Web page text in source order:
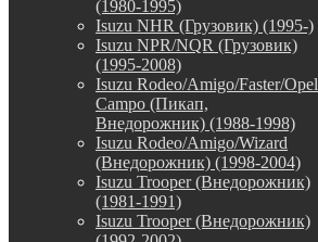
(1980-1995)
Isuzu NHR (Грузовик) (1995-)
Isuzu NPR/NQR (Грузовик)
(1995-2008)
Isuzu Rodeo/Amigo/Faster/Opel
Campo (Пикап,
Внедорожник) (1988-1998)
Isuzu Rodeo/Amigo/Wizard
(Внедорожник) (1998-2004)
Isuzu Trooper (Внедорожник)
(1981-1991)
Isuzu Trooper (Внедорожник)